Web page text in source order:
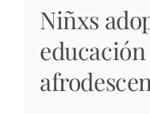
Niñxs
educación